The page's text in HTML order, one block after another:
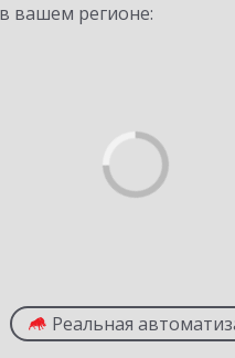
вашем регионе:
Реальная